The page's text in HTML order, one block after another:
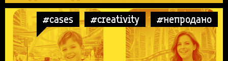
#cases #creativity #непродано